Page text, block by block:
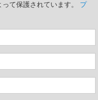
って保護されています。 プ